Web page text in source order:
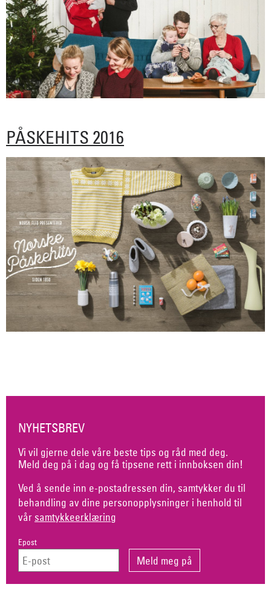
PÅSKEHITS 2016
NYHETSBREV
Vi vil gjerne dele våre beste tips og råd med deg.
Meld deg på i dag og få tipsene rett i innboksen din!
Ved å sende inn e-postadressen din, samtykker du til
behandling av dine personopplysninger i henhold til
vår samtykkeerklæring
Epost